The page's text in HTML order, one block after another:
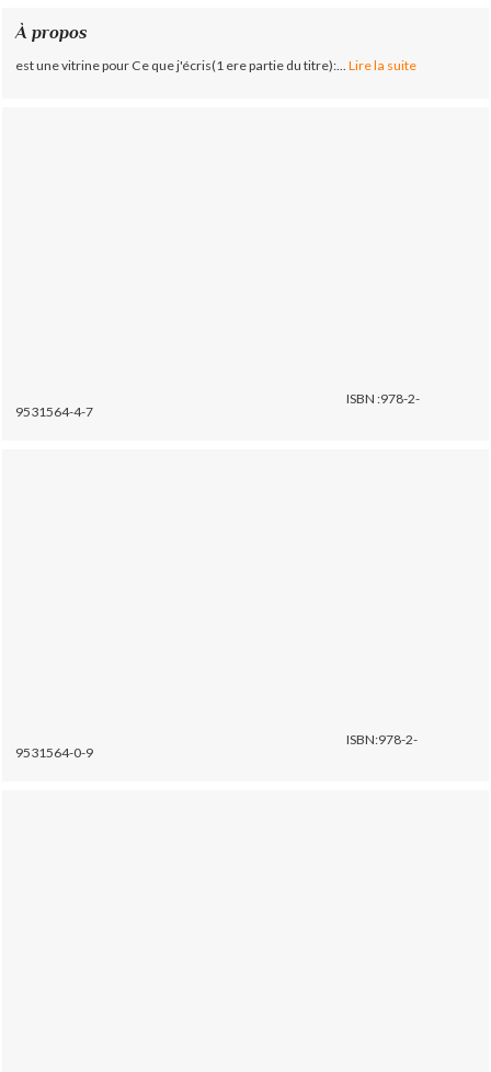
À propos
est une vitrine pour Ce que j'écris(1 ere partie du titre):... Lire la suite
ISBN :978-2-
9531564-4-7
ISBN:978-2-
9531564-0-9